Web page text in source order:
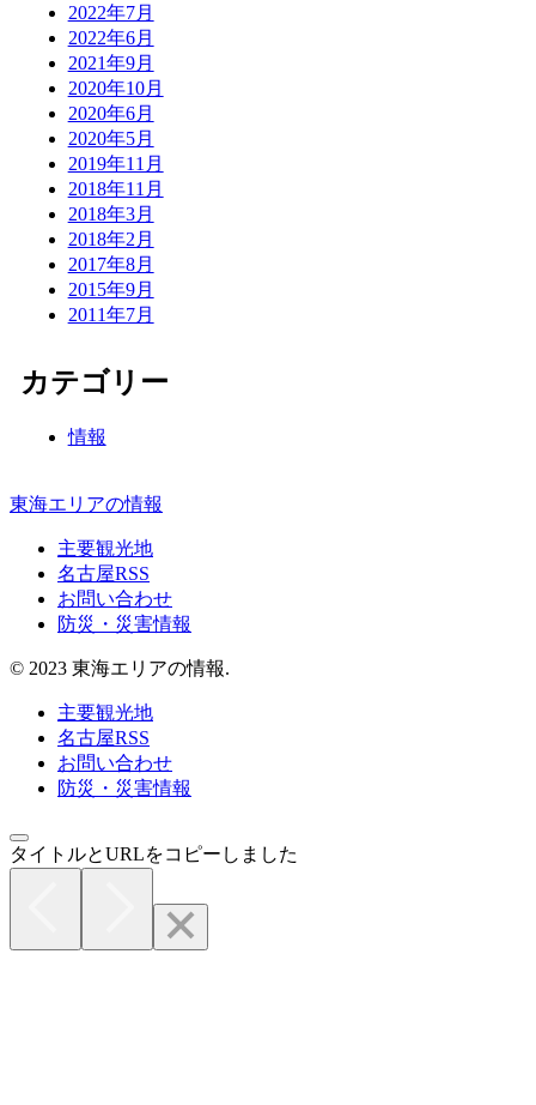
2022年7月
2022年6月
2021年9月
2020年10月
2020年6月
2020年5月
2019年11月
2018年11月
2018年3月
2018年2月
2017年8月
2015年9月
2011年7月
カテゴリー
情報
東海エリアの情報
主要観光地
名古屋RSS
お問い合わせ
防災・災害情報
© 2023 東海エリアの情報.
主要観光地
名古屋RSS
お問い合わせ
防災・災害情報
タイトルとURLをコピーしました